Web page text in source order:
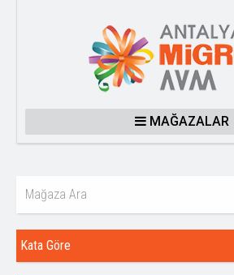
MAĞAZALAR
Kata Göre